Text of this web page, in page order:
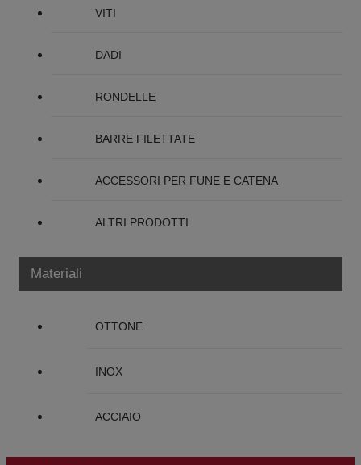
VITI
DADI
RONDELLE
BARRE FILETTATE
ACCESSORI PER FUNE E CATENA
ALTRI PRODOTTI
Materiali
OTTONE
INOX
ACCIAIO